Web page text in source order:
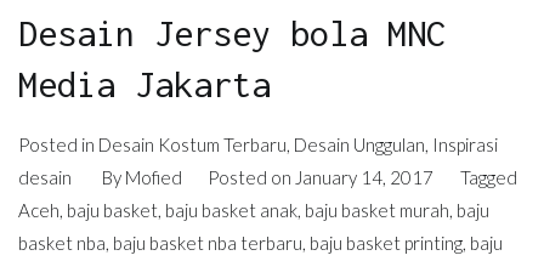
Desain Jersey bola MNC
Media Jakarta
Posted in Desain Kostum Terbaru, Desain Unggulan, Inspirasi
desain
By Mofied Posted on January 14, 2017
Tagged
Aceh, baju basket, baju basket anak, baju basket murah, baju
basket nba, baju basket nba terbaru, baju basket printing, baju